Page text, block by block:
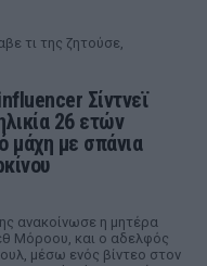
τι της ζητούσε,
Σίντνεϊ
26 ετών
μάχη με σπάνια
ανακοίνωσε η μητέρα
Μόροου, και ο αδελφός
μέσω ενός βίντεο στον